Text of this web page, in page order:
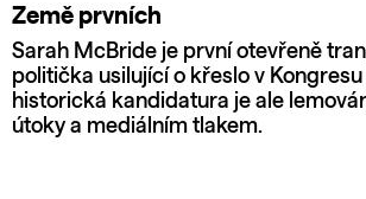
Země prvních
Sarah McBride je první otevřeně
politička usilující o křeslo v Kongresu
historická kandidatura je ale
útoky a mediálním tlakem.